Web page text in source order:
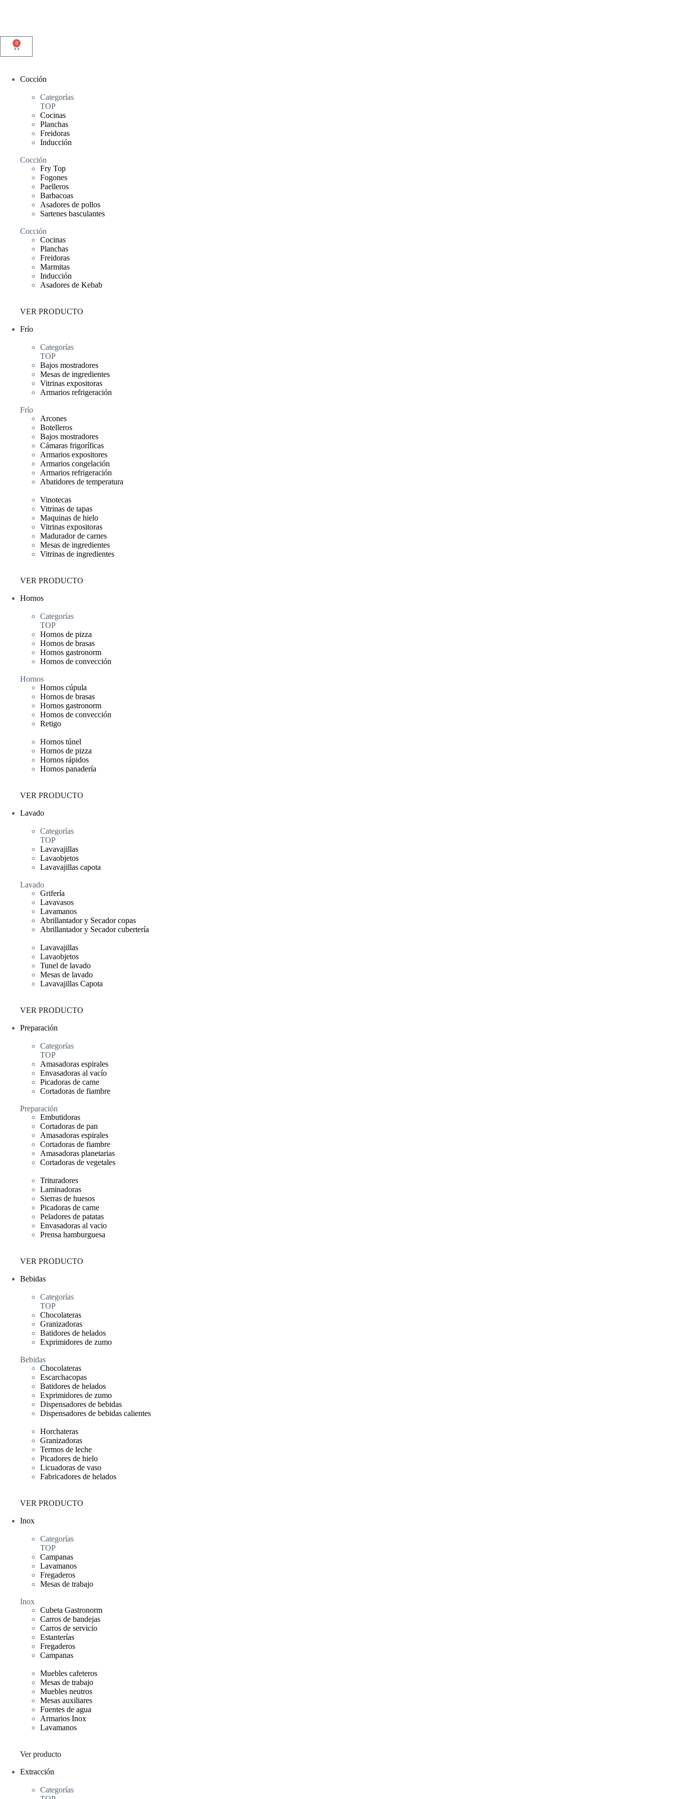
0
Cocción
Categorías
TOP
Cocinas
Planchas
Freidoras
Inducción
Cocción
Fry Top
Fogones
Paelleros
Barbacoas
Asadores de pollos
Sartenes basculantes
Cocción
Cocinas
Planchas
Freidoras
Marmitas
Inducción
Asadores de Kebab
VER PRODUCTO
Frío
Categorías
TOP
Bajos mostradores
Mesas de ingredientes
Vitrinas expositoras
Armarios refrigeración
Frío
Arcones
Botelleros
Bajos mostradores
Cámaras frigoríficas
Armarios expositores
Armarios congelación
Armarios refrigeración
Abatidores de temperatura
Vinotecas
Vitrinas de tapas
Maquinas de hielo
Vitrinas expositoras
Madurador de carnes
Mesas de ingredientes
Vitrinas de ingredientes
VER PRODUCTO
Hornos
Categorías
TOP
Hornos de pizza
Hornos de brasas
Hornos gastronorm
Hornos de convección
Hornos
Hornos cúpula
Hornos de brasas
Hornos gastronorm
Hornos de convección
Retigo
Hornos túnel
Hornos de pizza
Hornos rápidos
Hornos panadería
VER PRODUCTO
Lavado
Categorías
TOP
Lavavajillas
Lavaobjetos
Lavavajillas capota
Lavado
Grifería
Lavavasos
Lavamanos
Abrillantador y Secador copas
Abrillantador y Secador cubertería
Lavavajillas
Lavaobjetos
Tunel de lavado
Mesas de lavado
Lavavajillas Capota
VER PRODUCTO
Preparación
Categorías
TOP
Amasadoras espirales
Envasadoras al vacío
Picadoras de carne
Cortadoras de fiambre
Preparación
Embutidoras
Cortadoras de pan
Amasadoras espirales
Cortadoras de fiambre
Amasadoras planetarias
Cortadoras de vegetales
Trituradores
Laminadoras
Sierras de huesos
Picadoras de carne
Peladores de patatas
Envasadoras al vacio
Prensa hamburguesa
VER PRODUCTO
Bebidas
Categorías
TOP
Chocolateras
Granizadoras
Batidores de helados
Exprimidores de zumo
Bebidas
Chocolateras
Escarchacopas
Batidores de helados
Exprimidores de zumo
Dispensadores de bebidas
Dispensadores de bebidas calientes
Horchateras
Granizadoras
Termos de leche
Picadores de hielo
Licuadoras de vaso
Fabricadores de helados
VER PRODUCTO
Inox
Categorías
TOP
Campanas
Lavamanos
Fregaderos
Mesas de trabajo
Inox
Cubeta Gastronorm
Carros de bandejas
Carros de servicio
Estanterías
Fregaderos
Campanas
Muebles cafeteros
Mesas de trabajo
Muebles neutros
Mesas auxiliares
Fuentes de agua
Armarios Inox
Lavamanos
Ver producto
Extracción
Categorías